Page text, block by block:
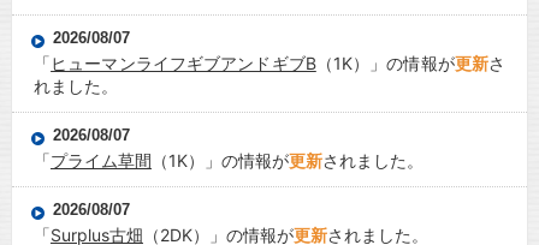
2026/08/07
「ヒューマンライフギブアンドギブB（1K）」の情報が更新さ
れました。
2026/08/07
「プライム草間 （1K）」の情報が更新されました。
2026/08/07
「Surplus古畑 （2DK）」の情報が更新されました。